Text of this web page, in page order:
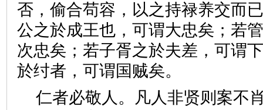
否，偷合苟容，以之持禄养交而
公之於成王也，可谓大忠矣；若
次忠矣；若子胥之於夫差，可谓
於纣者，可谓国贼矣。
仁者必敬人。凡人非贤则案不